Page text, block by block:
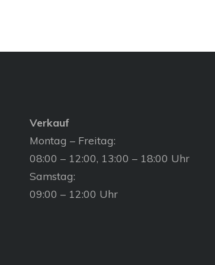
Verkauf
Montag – Freitag:
08:00 – 12:00, 13:00 – 18:00 Uhr
Samstag:
09:00 – 12:00 Uhr